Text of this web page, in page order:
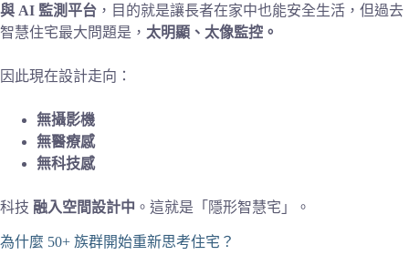
與 AI 監測平台 ，目的就是讓長者在家中也能安全生活，但過去
智慧住宅最大問題是， 太明顯、太像監控。
因此現在設計走向：
無攝影機
無醫療感
無科技感
科技 融入空間設計中 。這就是「隱形智慧宅」。
為什麼 50+ 族群開始重新思考住宅？